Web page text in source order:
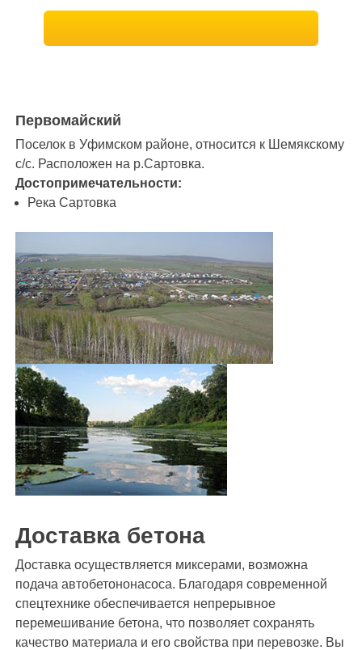
Первомайский
Поселок в Уфимском районе, относится к Шемякскому
с/с. Расположен на р.Сартовка.
Достопримечательности:
Река Сартовка
Доставка бетона
Доставка осуществляется миксерами, возможна
подача автобетононасоса. Благодаря современной
спецтехнике обеспечивается непрерывное
перемешивание бетона, что позволяет сохранять
качество материала и его свойства при перевозке. Вы